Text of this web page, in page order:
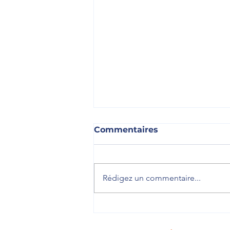
Commentaires
Rédigez un commentaire...